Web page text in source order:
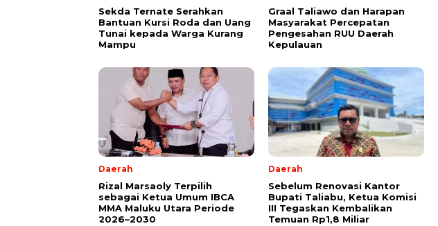
Sekda Ternate Serahkan
Bantuan Kursi Roda dan Uang
Tunai kepada Warga Kurang
Mampu
Graal Taliawo dan Harapan
Masyarakat Percepatan
Pengesahan RUU Daerah
Kepulauan
Daerah
Rizal Marsaoly Terpilih
sebagai Ketua Umum IBCA
MMA Maluku Utara Periode
2026–2030
Daerah
Sebelum Renovasi Kantor
Bupati Taliabu, Ketua Komisi
III Tegaskan Kembalikan
Temuan Rp1,8 Miliar